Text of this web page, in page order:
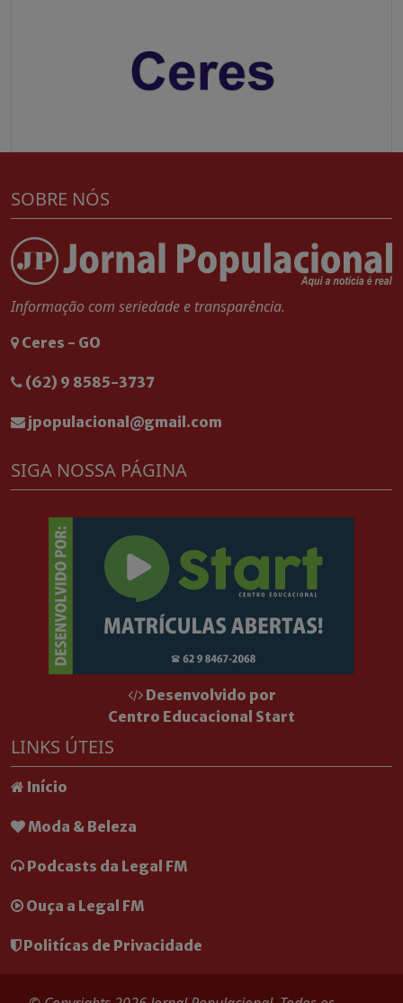
SOBRE NÓS
Informação com seriedade e transparência.
Ceres - GO
(62) 9 8585-3737
jpopulacional@gmail.com
SIGA NOSSA PÁGINA
Desenvolvido por
Centro Educacional Start
LINKS ÚTEIS
Início
Moda & Beleza
Podcasts da Legal FM
Ouça a Legal FM
Politícas de Privacidade